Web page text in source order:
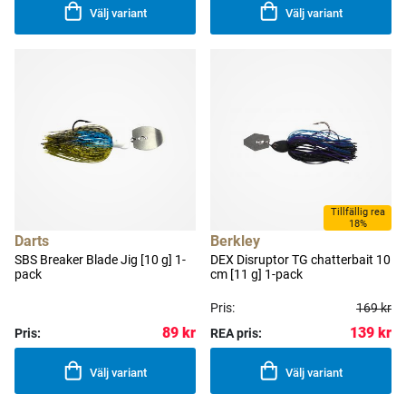
Välj variant Välj variant
Darts
SBS Breaker Blade Jig [10 g] 1-
pack
Pris: 89 kr
Välj variant
Tillfällig rea
18%
Berkley
DEX Disruptor TG chatterbait 10
cm [11 g] 1-pack
Pris:
169 kr
REA pris:
139 kr
Välj variant